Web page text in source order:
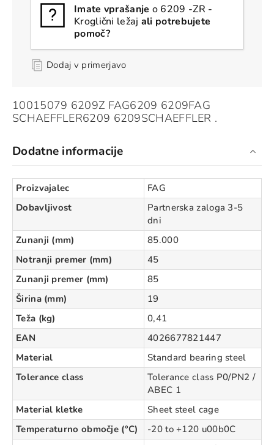
Imate vprašanje o 6209 -ZR -
Kroglični ležaj ali potrebujete
pomoč?
Dodaj v primerjavo
10015079 6209Z FAG6209 6209FAG
SCHAEFFLER6209 6209SCHAEFFLER .
Dodatne informacije
Proizvajalec
FAG
Dobavljivost
Partnerska zaloga 3-5
dni
Zunanji (mm)
85.000
Notranji premer (mm)
45
Zunanji premer (mm)
85
Širina (mm)
19
Teža (kg)
0,41
EAN
4026677821447
Material
Standard bearing steel
Tolerance class
Tolerance class P0/PN2 /
ABEC 1
Material kletke
Sheet steel cage
Temperaturno območje (°C)
-20 to +120 u00b0C